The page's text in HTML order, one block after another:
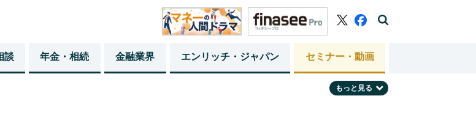
談 年金・相続 金融業界 エンリッチ・ジャパン セミナー・動画
もっと見る